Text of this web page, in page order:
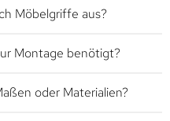
Möbelgriffe aus?
Montage benötigt?
oder Materialien?